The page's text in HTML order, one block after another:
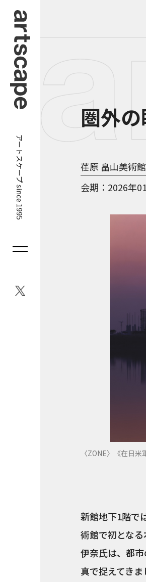
アートスケープ since 1995
圏外
荏原 畠山美術館
会期
2026年
〈ZONE〉《在日
新館地下1階で
術館で初となる
伊奈氏は、都
真で捉えてき